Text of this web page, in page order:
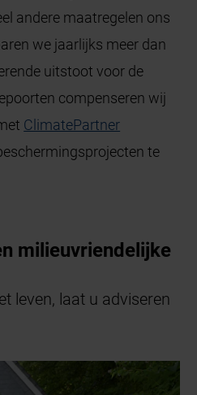
andere maatregelen ons
we jaarlijks meer dan
uitstoot voor de
compenseren wij
ClimatePartner
te
milieuvriendelijke
leven, laat u adviseren